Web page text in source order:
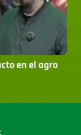
en el agro